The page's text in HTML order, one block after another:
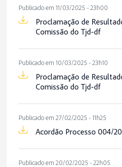
Publicado em 11/03/2025 - 23h00
Proclamação de
Comissão do Tjd-df
Publicado em 10/03/2025 - 23h10
Proclamação de
Comissão do Tjd-df
Publicado em 27/02/2025 - 11h25
Acordão Processo 004/
Publicado em 20/02/2025 - 22h05